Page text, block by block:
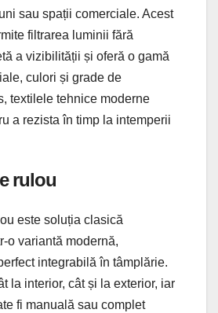
sau spații comerciale. Acest
filtrarea luminii fără
a vizibilității și oferă o gamă
culori și grade de
textilele tehnice moderne
a rezista în timp la intemperii
rulou
este soluția clasică
o variantă modernă,
integrabilă în tâmplărie.
la interior, cât și la exterior, iar
fi manuală sau complet